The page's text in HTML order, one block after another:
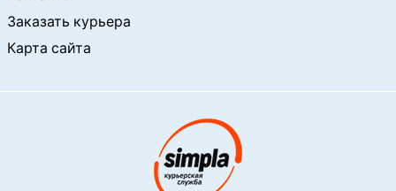
Заказать курьера
Карта сайта